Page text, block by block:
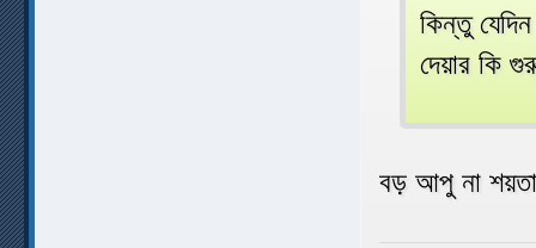
কিন্তু
দেয়ার কি
বড় আপু না